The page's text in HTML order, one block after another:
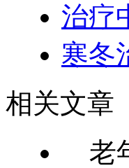
治疗
寒冬
相关文章
老